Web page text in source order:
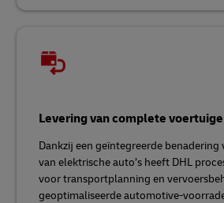
Levering van complete
Dankzij een geïntegreerde benadering
van elektrische auto’s heeft DHL
voor transportplanning en
geoptimaliseerde automotive-